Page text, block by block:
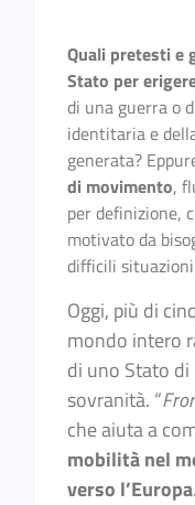
Quali pretesti e
Stato per
di una guerra o
identitaria e
generata?
di movimento,
per definizione,
motivato da
difficili
Oggi, più di
mondo intero
di uno Stato
sovranità. “
che aiuta a
mobilità nel
verso l’Europa.